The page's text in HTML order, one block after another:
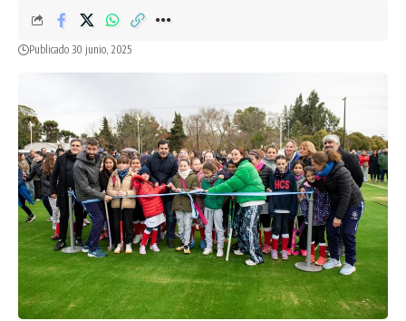
Publicado 30 junio, 2025